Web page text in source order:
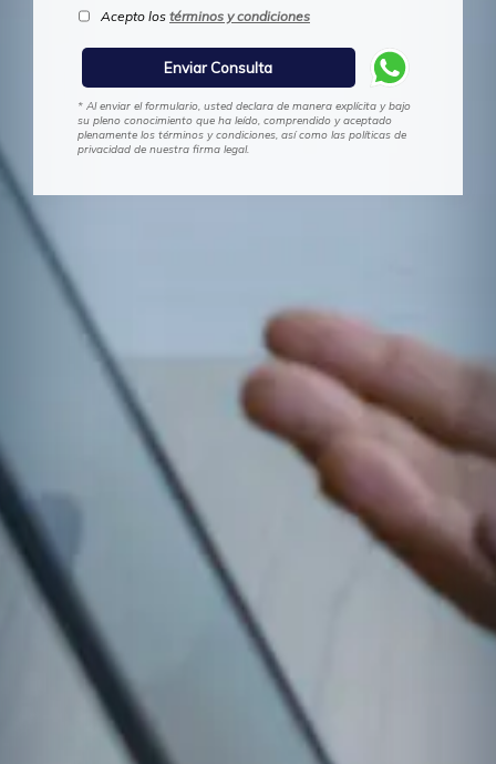
Acepto los términos y condiciones
* Al enviar el formulario, usted declara de manera explícita y bajo
su pleno conocimiento que ha leído, comprendido y aceptado
plenamente los términos y condiciones, así como las políticas de
privacidad de nuestra firma legal.